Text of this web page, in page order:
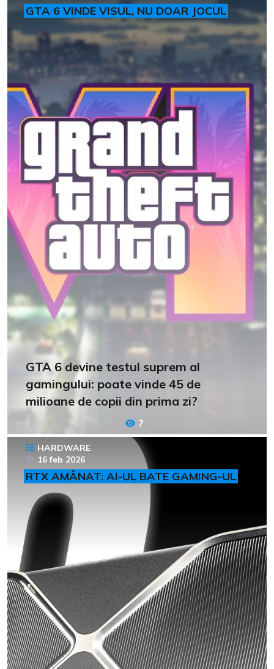
GTA 6 VINDE VISUL, NU DOAR JOCUL
GTA 6 devine testul suprem al
gamingului: poate vinde 45 de
milioane de copii din prima zi?
7
HARDWARE
16 feb 2026
RTX AMÂNAT: AI-UL BATE GAMING-UL